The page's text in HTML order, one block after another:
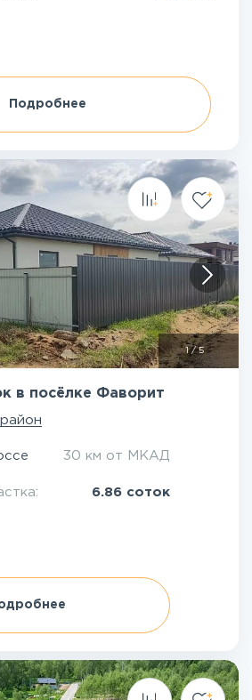
Подробнее
1/5
в посёлке Фаворит
30 км от МКАД
6.86 соток